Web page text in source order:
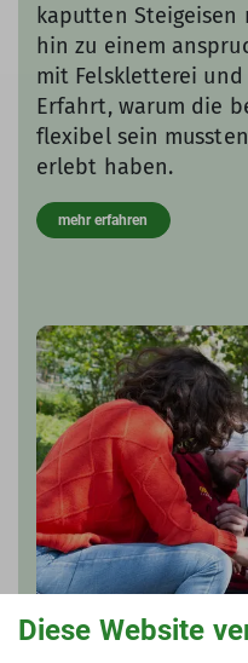
kaputten Steigeisen
hin zu einem
mit Felskletterei
Erfahrt, warum die
flexibel sein
erlebt haben.
mehr erfahren
Diese Website